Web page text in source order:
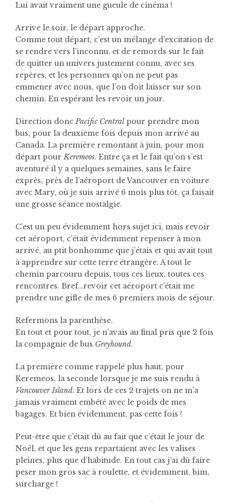
Lui avait vraiment une gueule de cinéma !
Arrive le soir, le départ approche.
Comme tout départ, c’est un mélange d’excitation de
se rendre vers l’inconnu, et de remords sur le fait
de quitter un univers justement connu, avec ses
repères, et les personnes qu’on ne peut pas
emmener avec nous, que l’on doit laisser sur son
chemin. En espérant les revoir un jour.
Direction donc Pacific Centralpour prendre mon
bus, pour la deuxième fois depuis mon arrivé au
Canada. La première remontant à juin, pour mon
départ pourKeremeos. Entre ça et le fait qu’on s’est
aventuré il y a quelques semaines, sans le faire
exprès, près de l’aéroport de Vancouver en voiture
avec Mary, où je suis arrivé 6 mois plus tôt, ça faisait
une grosse séance nostalgie.
C’est un peu évidemment hors sujet ici, mais revoir
cet aéroport, c’était évidemment repenser à mon
arrivé, au ptit bonhomme que j’étais et qui avait tout
à apprendre sur cette terre étrangère. A tout le
chemin parcouru depuis, tous ces lieux, toutes ces
rencontres. Bref…revoir cet aéroport c’était me
prendre une gifle de mes 6 premiers mois de séjour.
Refermons la parenthèse.
En tout et pour tout, je n’avais au final pris que 2 fois
la compagnie de bus Greyhound.
La première comme rappelé plus haut, pour
Keremeos, la seconde lorsque je me suis rendu à
Vancouver Island. Et lors de ces 2 trajets on ne m’a
jamais vraiment embêté avec le poids de mes
bagages. Et bien évidemment, pas cette fois !
Peut-être que c’était dû au fait que c’était le jour de
Noël, et que les gens repartaient avec les valises
pleines, plus que d’habitude. En tout cas j’ai dû faire
peser mon gros sac à roulette, et évidemment, bim,
surcharge !